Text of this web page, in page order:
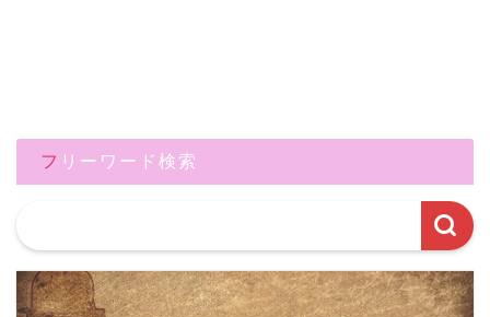
フリーワード検索